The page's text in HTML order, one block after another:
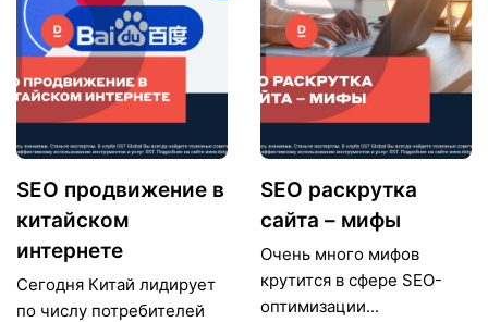
SEO продвижение в
китайском
интернете
Сегодня Китай лидирует
по числу потребителей
SEO раскрутка
сайта – мифы
Очень много мифов
крутится в сфере SEO-
оптимизации...